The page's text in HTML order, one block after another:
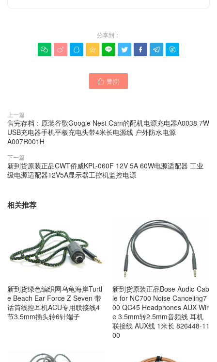
分享到：
        
 赞(0)
上一篇
售完存档：原装谷歌Google Nest Cam的配机电源充电器A0038 7W
USB充电器手机平板充电头带4米长电源线 户外防水电源
A007R001H
下一篇
新到货原装正品CWT侨威KPL-060F 12V 5A 60W电源适配器 工业
级电源适配器12V5A显示器工控机监控电源
相关推荐
新到货绿色编织网乌龟海岸Turtl
e Beach Ear Force Z Seven 带
话筒线控耳机ACU专用联接线4
节3.5mm插头转6针端子
新到货原装正品Bose Audio Cab
le for NC700 Noise Canceling7
00 QC45 Headphones AUX Wir
e 3.5mm转2.5mm音频线 耳机
联接线 AUX线 1米长 826448-11
00